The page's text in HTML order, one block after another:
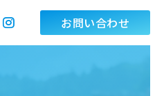
お問い合わせ